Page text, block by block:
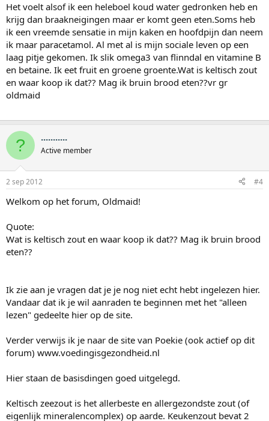
Het voelt alsof ik een heleboel koud water gedronken heb en
krijg dan braakneigingen maar er komt geen eten.Soms heb
ik een vreemde sensatie in mijn kaken en hoofdpijn dan neem
ik maar paracetamol. Al met al is mijn sociale leven op een
laag pitje gekomen. Ik slik omega3 van flinndal en vitamine B
en betaine. Ik eet fruit en groene groente.Wat is keltisch zout
en waar koop ik dat?? Mag ik bruin brood eten??vr gr
oldmaid
? ...........
Active member
2 sep 2012 #4
Welkom op het forum, Oldmaid!
Quote:
Wat is keltisch zout en waar koop ik dat?? Mag ik bruin brood
eten??
Ik zie aan je vragen dat je je nog niet echt hebt ingelezen hier.
Vandaar dat ik je wil aanraden te beginnen met het "alleen
lezen" gedeelte hier op de site.
Verder verwijs ik je naar de site van Poekie (ook actief op dit
forum) www.voedingisgezondheid.nl
Hier staan de basisdingen goed uitgelegd.
Keltisch zeezout is het allerbeste en allergezondste zout (of
eigenlijk mineralencomplex) op aarde. Keukenzout bevat 2